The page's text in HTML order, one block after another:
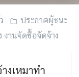
ประกาศผู้ชนะ
งานจัดซื้อจัดจ้าง
งเหมาทำ